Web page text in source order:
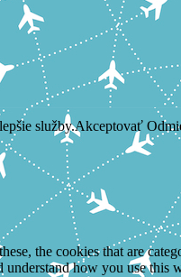
služby.Akceptovať
the cookies that are
how you use